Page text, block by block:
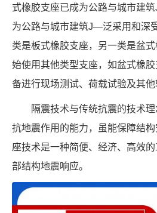
式橡胶支座已成为公路与城市建
为公路与城市建筑J—泛采用和深
类是板式橡胶支座，另一类是盆
始使用其他类型支座，如盆式橡
备进行现场测试、荷载试验及其他
隔震技术与传统抗震的技术
抗地震作用的能力，虽能保障结
座技术是一种简便、经济、高效
部结构地震响应。